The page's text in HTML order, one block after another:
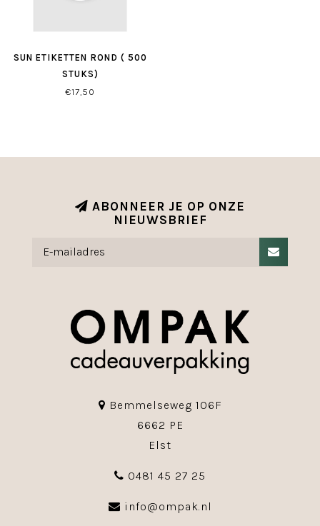
SUN ETIKETTEN ROND ( 500
STUKS)
€17,50
ABONNEER JE OP ONZE
NIEUWSBRIEF
Bemmelseweg 106F
6662 PE
Elst
0481 45 27 25
info@ompak.nl